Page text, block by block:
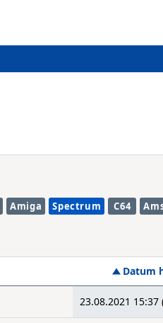
Amiga Spectrum C64
Datum
23.08.2021 15:37